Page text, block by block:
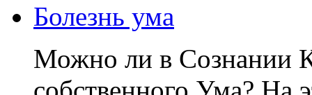
Болезнь ума
Можно ли в Сознании